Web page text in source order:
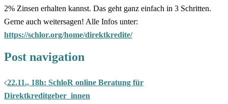
2% Zinsen erhalten kannst. Das geht ganz einfach in 3 Schritten.
Gerne auch weitersagen! Alle Infos unter:
https://schlor.org/home/direktkredite/
Post navigation
22.11., 18h: SchloR online Beratung für
Direktkreditgeber_innen